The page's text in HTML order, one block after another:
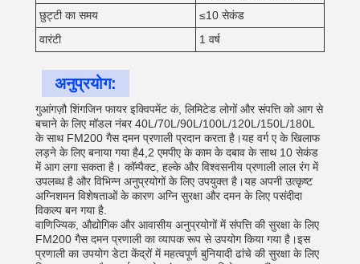
छुट्टी का समय
≤10 सेकंड
वारंटी
1 वर्ष
अनुप्रयोग:
गुआंगज़ौ शिंगजिन फायर इक्विपमेंट कं, लिमिटेड लोगों और संपत्ति को आग से
बचाने के लिए मॉडल नंबर 40L/70L/90L/100L/120L/150L/180L
के साथ FM200 गैस दमन प्रणाली प्रदान करता है।यह वर्ग ए के खिलाफ
लड़ने के लिए बनाया गया है4,2 एमपीए के काम के दबाव के साथ 10 सेकंड
में आग लगा सकता है। कॉम्पैक्ट, हल्के और विश्वसनीय प्रणाली लाल रंग में
उपलब्ध है और विभिन्न अनुप्रयोगों के लिए उपयुक्त है।यह अपनी उत्कृष्ट
अग्निशमन विशेषताओं के कारण अग्नि सुरक्षा और दमन के लिए पसंदीदा
विकल्प बन गया है.
वाणिज्यिक, औद्योगिक और आवासीय अनुप्रयोगों में संपत्ति की सुरक्षा के लिए
FM200 गैस दमन प्रणाली का व्यापक रूप से उपयोग किया गया है।इस
प्रणाली का उपयोग डेटा केंद्रों में महत्वपूर्ण बुनियादी ढांचे की सुरक्षा के लिए